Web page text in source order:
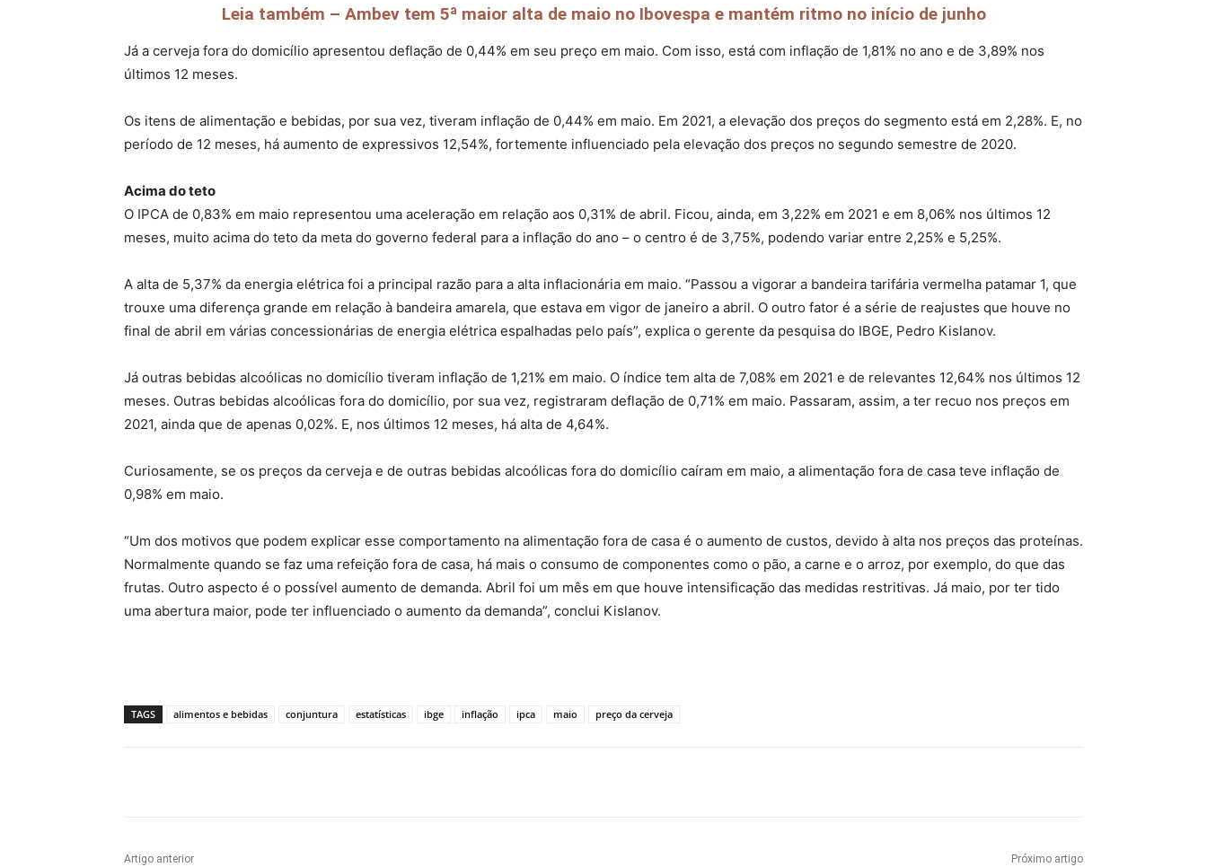
Leia também – Ambev tem 5ª maior alta de maio no Ibovespa e mantém ritmo no início de junho
Já a cerveja fora do domicílio apresentou deflação de 0,44% em seu preço em maio. Com isso, está com inflação de 1,81% no ano e de 3,89% nos
últimos 12 meses.
Os itens de alimentação e bebidas, por sua vez, tiveram inflação de 0,44% em maio. Em 2021, a elevação dos preços do segmento está em 2,28%. E, no
período de 12 meses, há aumento de expressivos 12,54%, fortemente influenciado pela elevação dos preços no segundo semestre de 2020.
Acima do teto
O IPCA de 0,83% em maio representou uma aceleração em relação aos 0,31% de abril. Ficou, ainda, em 3,22% em 2021 e em 8,06% nos últimos 12
meses, muito acima do teto da meta do governo federal para a inflação do ano – o centro é de 3,75%, podendo variar entre 2,25% e 5,25%.
A alta de 5,37% da energia elétrica foi a principal razão para a alta inflacionária em maio. “Passou a vigorar a bandeira tarifária vermelha patamar 1, que
trouxe uma diferença grande em relação à bandeira amarela, que estava em vigor de janeiro a abril. O outro fator é a série de reajustes que houve no
final de abril em várias concessionárias de energia elétrica espalhadas pelo país”, explica o gerente da pesquisa do IBGE, Pedro Kislanov.
Já outras bebidas alcoólicas no domicílio tiveram inflação de 1,21% em maio. O índice tem alta de 7,08% em 2021 e de relevantes 12,64% nos últimos 12
meses. Outras bebidas alcoólicas fora do domicílio, por sua vez, registraram deflação de 0,71% em maio. Passaram, assim, a ter recuo nos preços em
2021, ainda que de apenas 0,02%. E, nos últimos 12 meses, há alta de 4,64%.
Curiosamente, se os preços da cerveja e de outras bebidas alcoólicas fora do domicílio caíram em maio, a alimentação fora de casa teve inflação de
0,98% em maio.
“Um dos motivos que podem explicar esse comportamento na alimentação fora de casa é o aumento de custos, devido à alta nos preços das proteínas.
Normalmente quando se faz uma refeição fora de casa, há mais o consumo de componentes como o pão, a carne e o arroz, por exemplo, do que das
frutas. Outro aspecto é o possível aumento de demanda. Abril foi um mês em que houve intensificação das medidas restritivas. Já maio, por ter tido
uma abertura maior, pode ter influenciado o aumento da demanda”, conclui Kislanov.
TAGS alimentos e bebidas conjuntura estatísticas ibge inflação ipca maio preço da cerveja
Artigo anterior Próximo artigo